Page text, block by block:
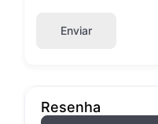
Enviar
Resenha